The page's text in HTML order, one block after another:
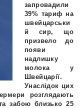
запровадили
39% тариф на
швейцарськи
й сир, що
призвело до
появи
надлишку
молока у
Швейцарії.
Унаслідок цих
розглядають
забою близько 25